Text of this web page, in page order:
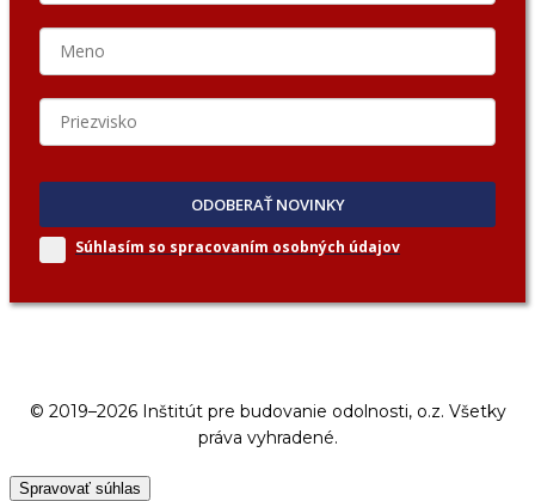
ODOBERAŤ NOVINKY
Súhlasím so spracovaním osobných údajov
© 2019–2026 Inštitút pre budovanie odolnosti, o.z. Všetky
práva vyhradené.
Spravovať súhlas